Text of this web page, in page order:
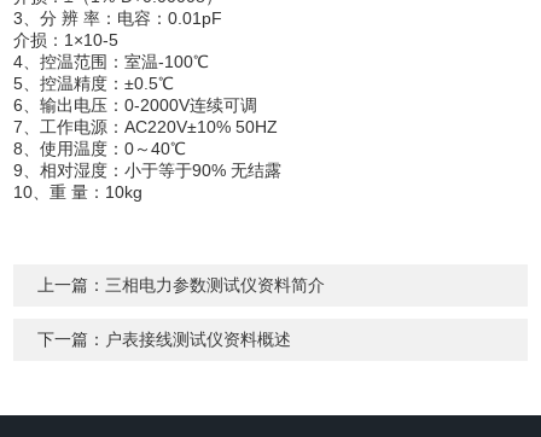
3、分 辨 率：电容：0.01pF
介损：1×10-5
4、控温范围：室温-100℃
5、控温精度：±0.5℃
6、输出电压：0-2000V连续可调
7、工作电源：AC220V±10% 50HZ
8、使用温度：0～40℃
9、相对湿度：小于等于90% 无结露
10、重 量：10kg
上一篇： 三相电力参数测试仪资料简介
下一篇： 户表接线测试仪资料概述